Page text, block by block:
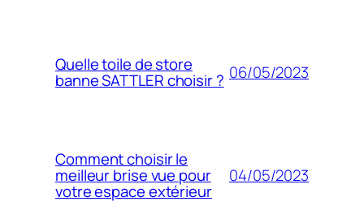
Quelle toile de store
banne SATTLER choisir ? 06/05/2023
Comment choisir le
meilleur brise vue pour
votre espace extérieur
04/05/2023